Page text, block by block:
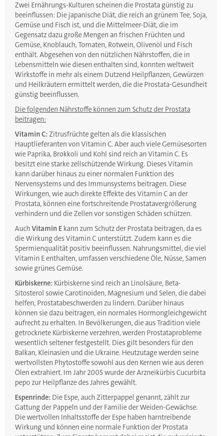
Zwei Ernährungs-Kulturen scheinen die Prostata günstig zu
beeinflussen: Die japanische Diät, die reich an grünem Tee, Soja,
Gemüse und Fisch ist, und die Mittelmeer-Diät, die im
Gegensatz dazu große Mengen an frischen Früchten und
Gemüse, Knoblauch, Tomaten, Rotwein, Olivenöl und Fisch
enthält. Abgesehen von den nützlichen Nährstoffen, die in
Lebensmitteln wie diesen enthalten sind, konnten weltweit
Wirkstoffe in mehr als einem Dutzend Heilpflanzen, Gewürzen
und Heilkräutern ermittelt werden, die die Prostata-Gesundheit
günstig beeinflussen.
Die folgenden Nährstoffe können zum Schutz der Prostata
beitragen:
Vitamin C: Zitrusfrüchte gelten als die klassischen
Hauptlieferanten von Vitamin C. Aber auch viele Gemüsesorten
wie Paprika, Brokkoli und Kohl sind reich an Vitamin C. Es
besitzt eine starke zellschützende Wirkung. Dieses Vitamin
kann darüber hinaus zu einer normalen Funktion des
Nervensystems und des Immunsystems beitragen. Diese
Wirkungen, wie auch direkte Effekte des Vitamin C an der
Prostata, können eine fortschreitende Prostatavergrößerung
verhindern und die Zellen vor sonstigen Schäden schützen.
Auch Vitamin E kann zum Schutz der Prostata beitragen, da es
die Wirkung des Vitamin C unterstützt. Zudem kann es die
Spermienqualität positiv beeinflussen. Nahrungsmittel, die viel
Vitamin E enthalten, umfassen verschiedene Öle, Nüsse, Samen
sowie grünes Gemüse.
Kürbiskerne: Kürbiskerne sind reich an Linolsäure, Beta-
Sitosterol sowie Carotinoiden, Magnesium und Selen, die dabei
helfen, Prostatabeschwerden zu lindern. Darüber hinaus
können sie dazu beitragen, ein normales Hormongleichgewicht
aufrecht zu erhalten. In Bevölkerungen, die aus Tradition viele
getrocknete Kürbiskerne verzehren, werden Prostataprobleme
wesentlich seltener festgestellt. Dies gilt besonders für den
Balkan, Kleinasien und die Ukraine. Heutzutage werden seine
wertvollsten Phytostoffe sowohl aus den Kernen wie aus deren
Ölen extrahiert. Im Jahr 2005 wurde der Arzneikürbis Cucurbita
pepo zur Heilpflanze des Jahres gewählt.
Espenrinde: Die Espe, auch Zitterpappel genannt, zählt zur
Gattung der Pappeln und der Familie der Weiden-Gewächse.
Die wertvollen Inhaltsstoffe der Espe haben harntreibende
Wirkung und können eine normale Funktion der Prostata